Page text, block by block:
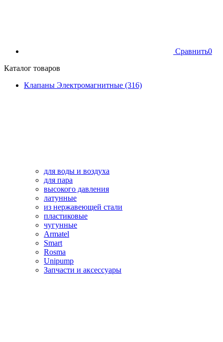
Сравнить0
Каталог товаров
Клапаны Электромагнитные (316)
для воды и воздуха
для пара
высокого давления
латунные
из нержавеющей стали
пластиковые
чугунные
Armatel
Smart
Rosma
Unipump
Запчасти и аксессуары